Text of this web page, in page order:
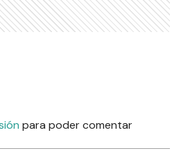
para poder comentar